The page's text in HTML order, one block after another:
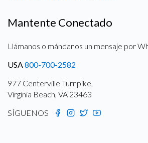
Mantente Conectado
Llámanos o mándanos un mensaje por
USA800-700-2582
977 Centerville Turnpike,
Virginia Beach, VA 23463
SÍGUENOS